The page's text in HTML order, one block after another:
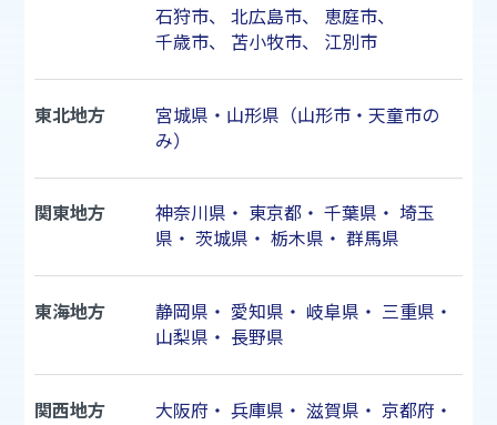
石狩市、 北広島市、 恵庭市、
千歳市、 苫小牧市、 江別市
東北地方
宮城県・山形県（山形市・天童市の
み）
関東地方 神奈川県 ・ 東京都・ 千葉県 ・ 埼玉
県 ・ 茨城県 ・ 栃木県 ・ 群馬県
東海地方 静岡県 ・ 愛知県 ・ 岐阜県 ・ 三重県 ・
山梨県 ・ 長野県
関西地方 大阪府 ・ 兵庫県 ・ 滋賀県 ・ 京都府 ・